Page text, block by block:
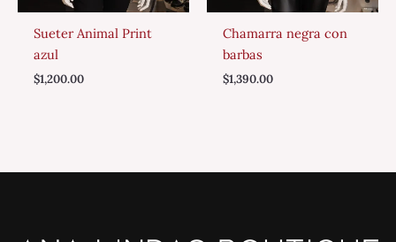
Sueter Animal Print
azul
$1,200.00
Chamarra negra con
barbas
$1,390.00